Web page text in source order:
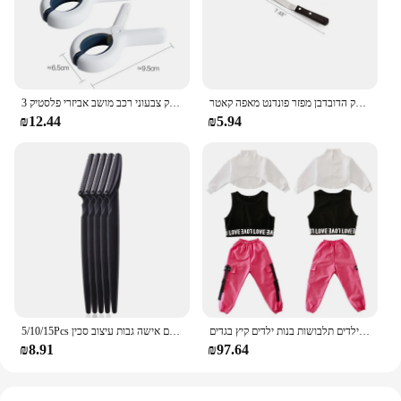
to your security arsenal.
3 יח'\חבילה תינוק צבעוני רכב מושב אביזרי פלסטיק Pushchair צעצוע Pram עגלת יתד וו כיסוי שמיכת כילה קליפים
₪12.44
חמאת עוגת קרם כריך מרית חלק הדובדבן מפזר פונדנט מאפה קאטר
₪5.94
5/10/15Pcs גבות גוזם איפור כלים בטוח עיניים גבות גילוח פנים גוף שיער הסרת מכונת גילוח להבים אישה גבות עיצוב סכין
₪8.91
בנות בוטיק תלבושות 4 6 8 10 123 14 16 18 שנים היפ הופ נים חולצות ילדים תלבושות בנות ילדים קיץ בגדים
₪97.64